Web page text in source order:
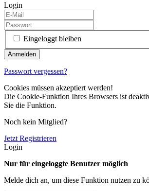
Login
Eingeloggt bleiben
Passwort vergessen?
Cookies müssen akzeptiert werden!
Die Cookie-Funktion Ihres Browsers ist
Sie die Funktion.
Noch kein Mitglied?
Jetzt Registrieren
Login
Nur für eingeloggte Benutzer möglich
Melde dich an, um diese Funktion nutzen zu